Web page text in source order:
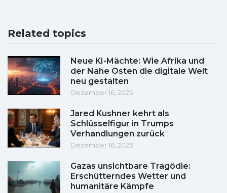
Related topics
Neue KI-Mächte: Wie Afrika und
der Nahe Osten die digitale Welt
neu gestalten
Dezember 16, 2025
Jared Kushner kehrt als
Schlüsselfigur in Trumps
Verhandlungen zurück
Dezember 16, 2025
Gazas unsichtbare Tragödie:
Erschütterndes Wetter und
humanitäre Kämpfe